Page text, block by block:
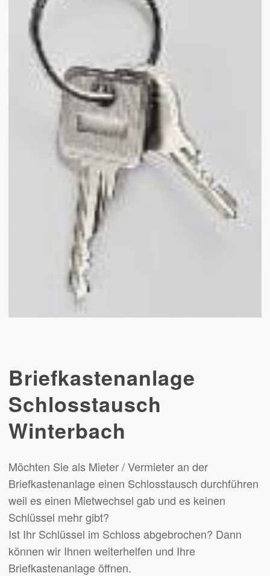
Briefkastenanlage
Schlosstausch
Winterbach
Möchten Sie als Mieter / Vermieter an der
Briefkastenanlage einen Schlosstausch durchführen
weil es einen Mietwechsel gab und es keinen
Schlüssel mehr gibt?
Ist Ihr Schlüssel im Schloss abgebrochen? Dann
können wir Ihnen weiterhelfen und Ihre
Briefkastenanlage öffnen.